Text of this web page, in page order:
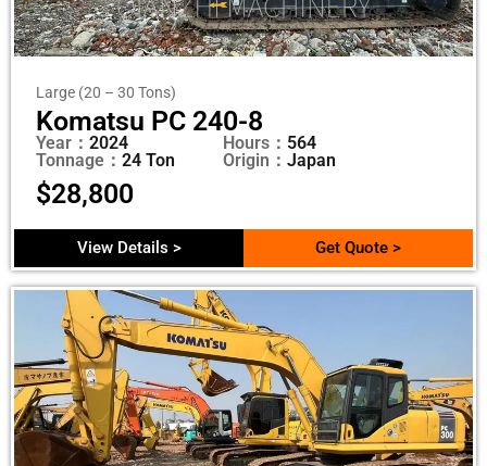
Large (20 – 30 Tons)
Komatsu PC 240-8
Year： 2024
Tonnage： 24 Ton
Hours： 564
Origin： Japan
$28,800
View Details > Get Quote >